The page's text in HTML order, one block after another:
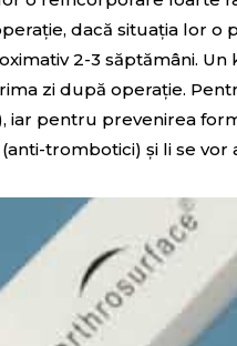
dacă situația lor o
2-3 săptămâni.
zi după operație.
iar pentru prevenirea
trombotici) și li se